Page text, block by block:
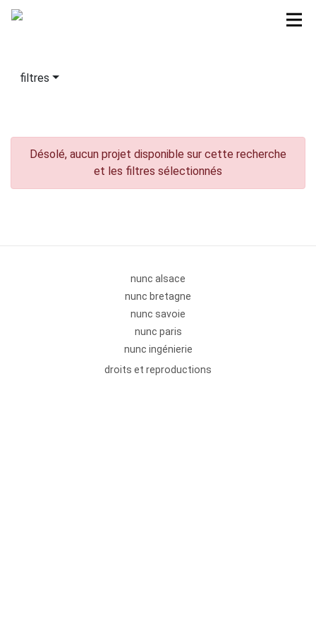
filtres
Désolé, aucun projet disponible sur cette recherche
et les filtres sélectionnés
nunc alsace
nunc bretagne
nunc savoie
nunc paris
nunc ingénierie
droits et reproductions